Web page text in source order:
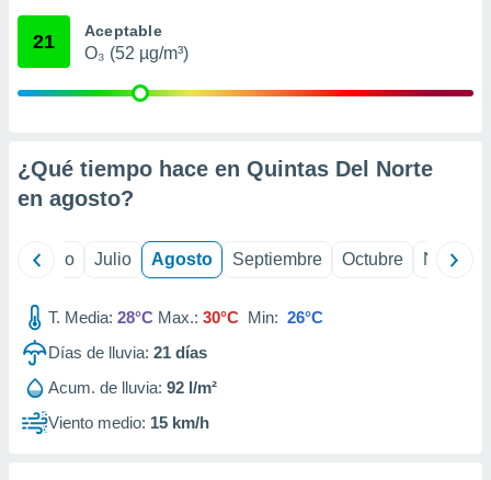
mediante
publicidad
1199
21 Aceptable
O₃ (52 µg/m³)
¿Qué tiempo hace en Quintas Del Norte
en agosto?
Junio Julio Agosto Septiembre Octubre
T. Media: 28°C Max.: 30°C Min: 26°C
Días de lluvia: 21 días
Acum. de lluvia: 92 l/m²
Viento medio: 15 km/h